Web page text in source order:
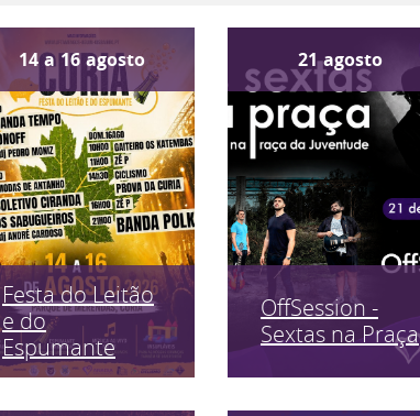
14 a 16 agosto
Festa do Leitão
e do
Espumante
21 agosto
OffSession -
Sextas na Praça